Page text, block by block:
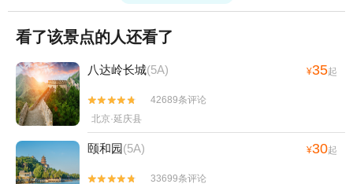
看了该景点的人还看了
八达岭长城(5A) ¥35起


42689条评论
北京·延庆县
颐和园(5A) ¥30起

 33699条评论